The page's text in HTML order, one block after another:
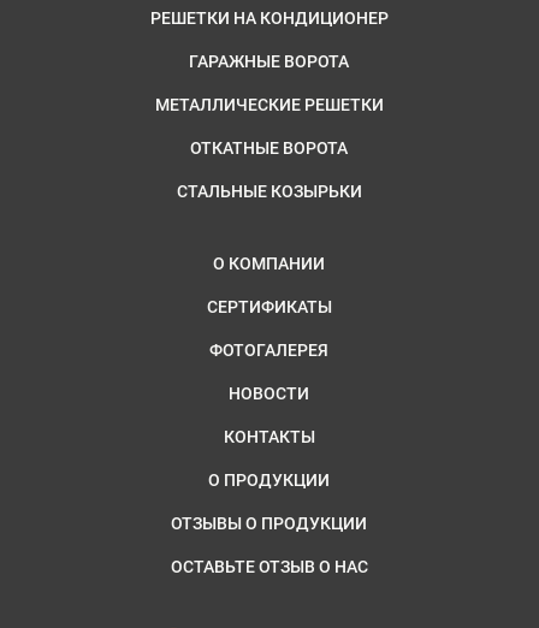
РЕШЕТКИ НА КОНДИЦИОНЕР
ГАРАЖНЫЕ ВОРОТА
МЕТАЛЛИЧЕСКИЕ РЕШЕТКИ
ОТКАТНЫЕ ВОРОТА
СТАЛЬНЫЕ КОЗЫРЬКИ
О КОМПАНИИ
СЕРТИФИКАТЫ
ФОТОГАЛЕРЕЯ
НОВОСТИ
КОНТАКТЫ
О ПРОДУКЦИИ
ОТЗЫВЫ О ПРОДУКЦИИ
ОСТАВЬТЕ ОТЗЫВ О НАС